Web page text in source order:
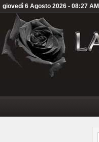
giovedì 6 Agosto 2026 - 08:27 AM